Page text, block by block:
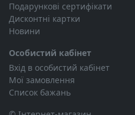
Подарункові сертифікати
Дисконтні картки
Новини
Особистий кабінет
Вхід в особистий кабінет
Мої замовлення
Список бажань